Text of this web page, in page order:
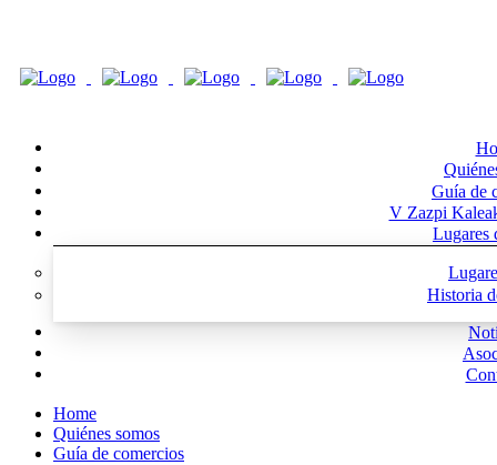
Guía de
V Zazpi
Lugares
Historia
Home
Quiénes somos
Guía de comercios